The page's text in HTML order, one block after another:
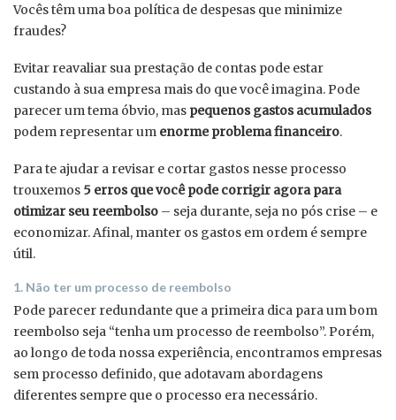
Vocês têm uma boa política de despesas que minimize
fraudes?
Evitar reavaliar sua prestação de contas pode estar
custando à sua empresa mais do que você imagina. Pode
parecer um tema óbvio, mas pequenos gastos acumulados
podem representar um enorme problema financeiro.
Para te ajudar a revisar e cortar gastos nesse processo
trouxemos 5 erros que você pode corrigir agora para
otimizar seu reembolso – seja durante, seja no pós crise – e
economizar. Afinal, manter os gastos em ordem é sempre
útil.
1. Não ter um processo de reembolso
Pode parecer redundante que a primeira dica para um bom
reembolso seja “tenha um processo de reembolso”. Porém,
ao longo de toda nossa experiência, encontramos empresas
sem processo definido, que adotavam abordagens
diferentes sempre que o processo era necessário.